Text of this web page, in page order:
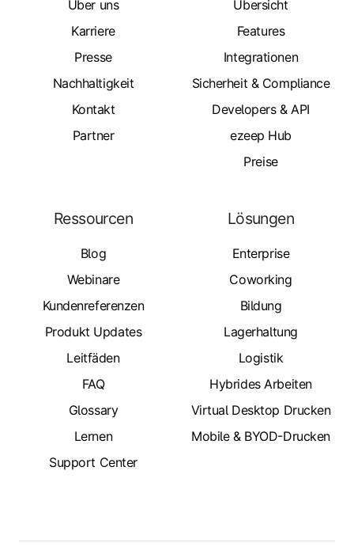
Über uns
Karriere
Presse
Nachhaltigkeit
Kontakt
Partner
Übersicht
Features
Integrationen
Sicherheit & Compliance
Developers & API
ezeep Hub
Preise
Ressourcen
Blog
Webinare
Kundenreferenzen
Produkt Updates
Leitfäden
FAQ
Glossary
Lernen
Support Center
Lösungen
Enterprise
Coworking
Bildung
Lagerhaltung
Logistik
Hybrides Arbeiten
Virtual Desktop Drucken
Mobile & BYOD-Drucken